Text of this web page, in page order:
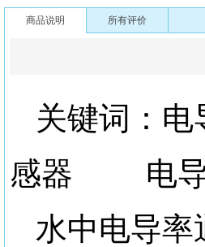
商品说明 所有评价
关键词
感器 电导
水中电导率